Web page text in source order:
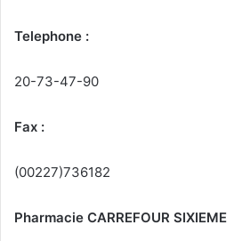
Telephone :
20-73-47-90
Fax :
(00227)736182
Pharmacie CARREFOUR SIXIEME